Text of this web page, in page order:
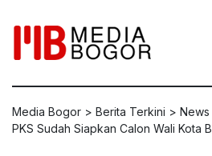
Media Bogor > Berita Terkini > News
PKS Sudah Siapkan Calon Wali Kota